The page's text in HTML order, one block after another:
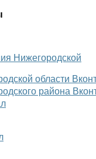
Нижегородской
области
района